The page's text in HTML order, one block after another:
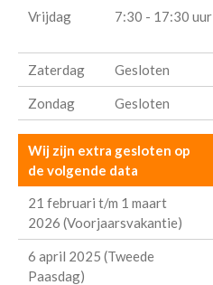
Vrijdag 7:30 - 17:30 uur
Zaterdag Gesloten
Zondag Gesloten
Wij zijn extra gesloten op
de volgende data
21 februari t/m 1 maart
2026 (Voorjaarsvakantie)
6 april 2025 (Tweede
Paasdag)